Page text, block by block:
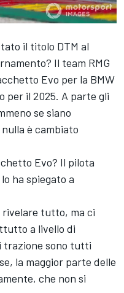
il titolo DTM al
Il team RMG
Evo per la BMW
per il 2025. A parte gli
se siano
è cambiato
Evo? Il pilota
ha spiegato a
rivelare tutto, ma ci
a livello di
trazione sono tutti
la maggior parte delle
che non si